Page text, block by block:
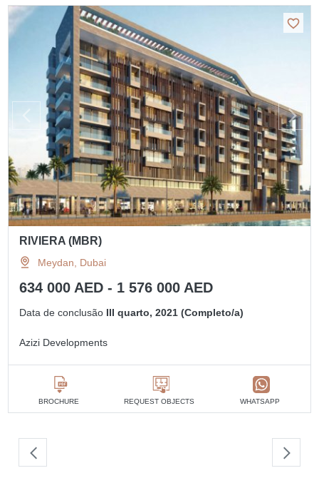
RIVIERA (MBR)
Meydan, Dubai
634 000 AED - 1 576 000 AED
Data de conclusão III quarto, 2021 (Completo/a)
Azizi Developments
BROCHURE REQUEST OBJECTS WHATSAPP